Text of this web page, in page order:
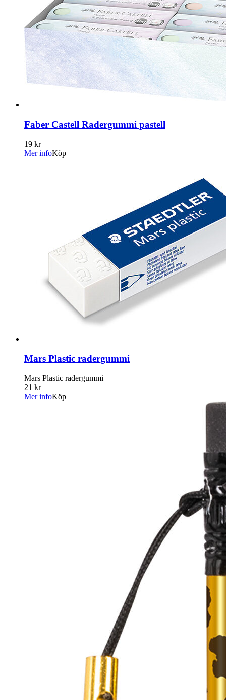
Faber Castell Radergummi pastell
19 kr
Mer infoKöp
Mars Plastic radergummi
Mars Plastic radergummi
21 kr
Mer infoKöp